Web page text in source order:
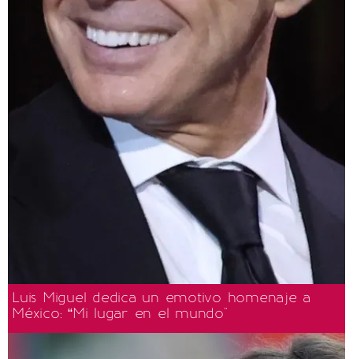
Luis Miguel dedica un emotivo homenaje a
México: “Mi lugar en el mundo"